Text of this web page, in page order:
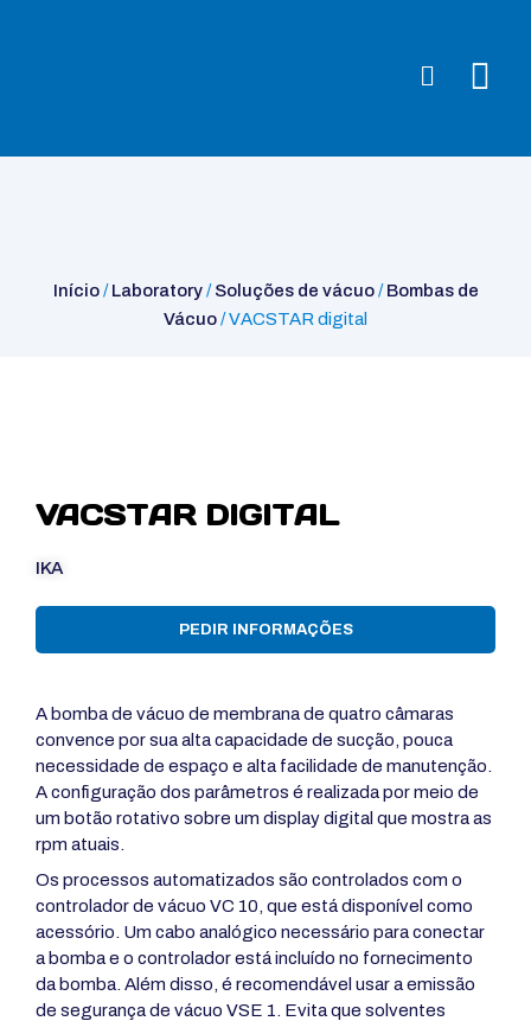
Início/Laboratory/Soluções de vácuo/Bombas de
Vácuo/ VACSTAR digital
VACSTAR DIGITAL
IKA
PEDIR INFORMAÇÕES
A bomba de vácuo de membrana de quatro câmaras
convence por sua alta capacidade de sucção, pouca
necessidade de espaço e alta facilidade de manutenção.
A configuração dos parâmetros é realizada por meio de
um botão rotativo sobre um display digital que mostra as
rpm atuais.
Os processos automatizados são controlados com o
controlador de vácuo VC 10, que está disponível como
acessório. Um cabo analógico necessário para conectar
a bomba e o controlador está incluído no fornecimento
da bomba. Além disso, é recomendável usar a emissão
de segurança de vácuo VSE 1. Evita que solventes